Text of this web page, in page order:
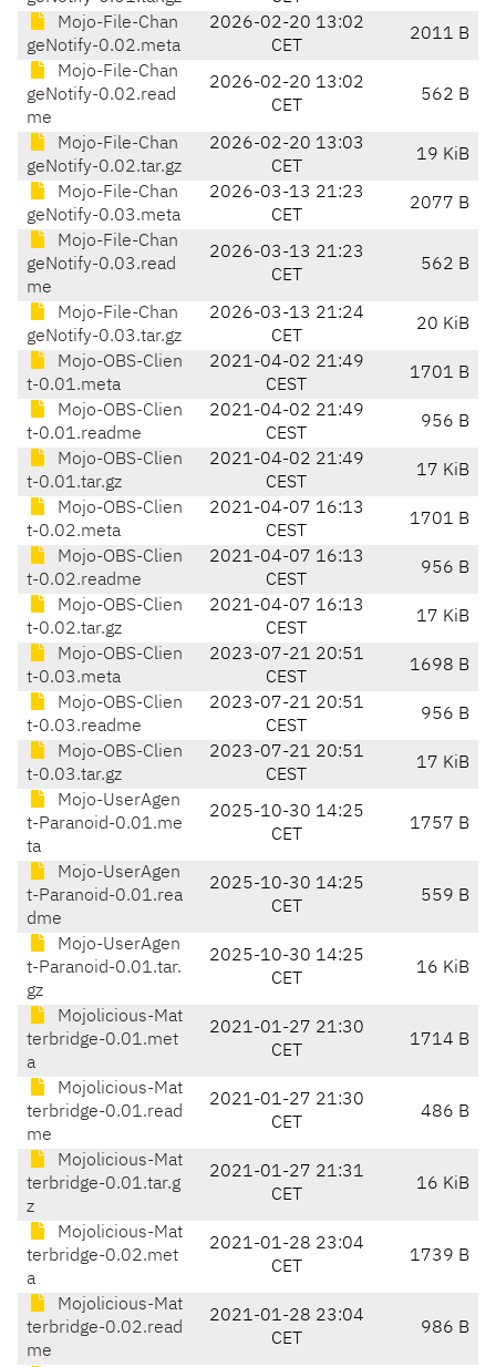
Mojo-File-Chan
geNotify-0.02.meta
2026-02-20 13:02
CET
2011 B
Mojo-File-Chan
geNotify-0.02.read
me
2026-02-20 13:02
CET
562 B
Mojo-File-Chan
geNotify-0.02.tar.gz
2026-02-20 13:03
CET
19 KiB
Mojo-File-Chan
geNotify-0.03.meta
2026-03-13 21:23
CET
2077 B
Mojo-File-Chan
geNotify-0.03.read
me
2026-03-13 21:23
CET
562 B
Mojo-File-Chan
geNotify-0.03.tar.gz
2026-03-13 21:24
CET
20 KiB
Mojo-OBS-Clien
t-0.01.meta
2021-04-02 21:49
CEST
1701 B
Mojo-OBS-Clien
t-0.01.readme
2021-04-02 21:49
CEST
956 B
Mojo-OBS-Clien
t-0.01.tar.gz
2021-04-02 21:49
CEST
17 KiB
Mojo-OBS-Clien
t-0.02.meta
2021-04-07 16:13
CEST
1701 B
Mojo-OBS-Clien
t-0.02.readme
2021-04-07 16:13
CEST
956 B
Mojo-OBS-Clien
t-0.02.tar.gz
2021-04-07 16:13
CEST
17 KiB
Mojo-OBS-Clien
t-0.03.meta
2023-07-21 20:51
CEST
1698 B
Mojo-OBS-Clien
t-0.03.readme
2023-07-21 20:51
CEST
956 B
Mojo-OBS-Clien
t-0.03.tar.gz
2023-07-21 20:51
CEST
17 KiB
Mojo-UserAgen
t-Paranoid-0.01.me
ta
2025-10-30 14:25
CET
1757 B
Mojo-UserAgen
t-Paranoid-0.01.rea
dme
2025-10-30 14:25
CET
559 B
Mojo-UserAgen
t-Paranoid-0.01.tar.
gz
2025-10-30 14:25
CET
16 KiB
Mojolicious-Mat
terbridge-0.01.met
a
2021-01-27 21:30
CET
1714 B
Mojolicious-Mat
terbridge-0.01.read
me
2021-01-27 21:30
CET
486 B
Mojolicious-Mat
terbridge-0.01.tar.g
z
2021-01-27 21:31
CET
16 KiB
Mojolicious-Mat
terbridge-0.02.met
a
2021-01-28 23:04
CET
1739 B
Mojolicious-Mat
terbridge-0.02.read
me
2021-01-28 23:04
CET
986 B